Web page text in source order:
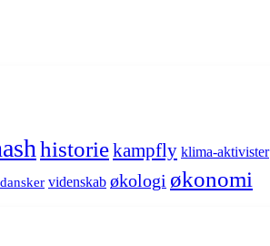
historiekampfly klima-aktivister
videnskab økologi økonomi